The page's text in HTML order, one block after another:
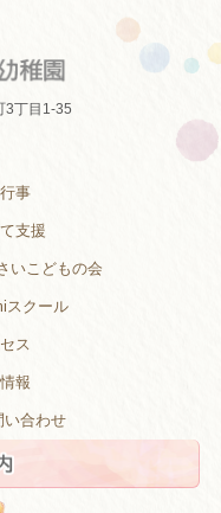
うわ幼
3丁目1-35
事
支援
いこどもの会
スクール
ス
報
い合わせ